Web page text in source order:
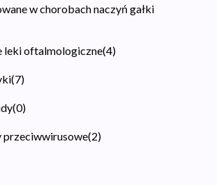
w chorobach naczyń gałki
leki oftalmologiczne(4)
(7)
(0)
przeciwwirusowe(2)